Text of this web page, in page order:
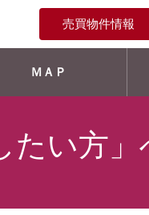
売買物件情報
ＭＡＰ
たい方」